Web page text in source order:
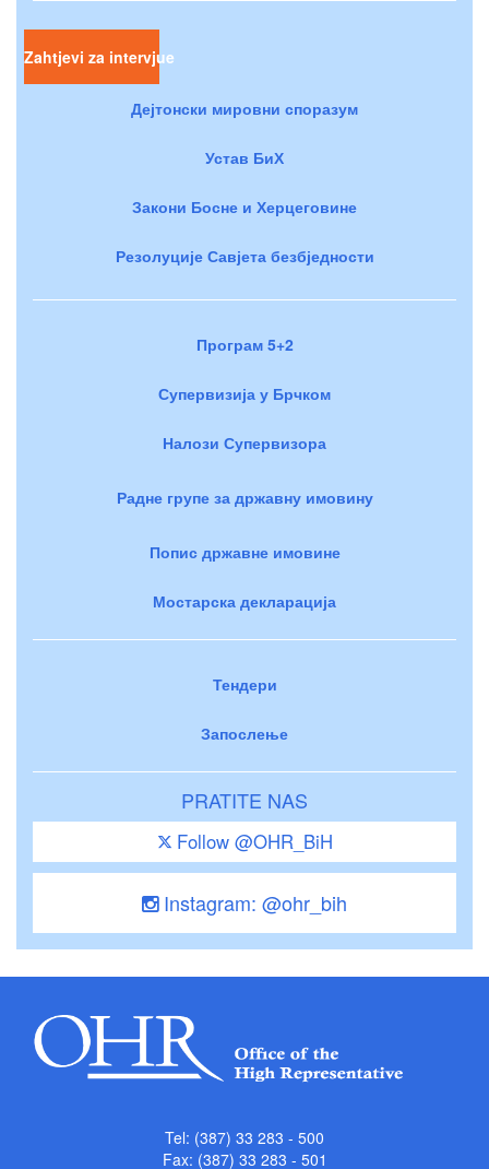
Zahtjevi za intervjue
Дејтонски мировни споразум
Устав БиХ
Закони Босне и Херцеговине
Резолуције Савјета безбједности
Програм 5+2
Супервизија у Брчком
Налози Супервизора
Радне групе за државну имовину
Попис државне имовине
Мостарска декларација
Тендери
Запослење
PRATITE NAS
Follow @OHR_BiH
Instagram: @ohr_bih
Tel: (387) 33 283 - 500
Fax: (387) 33 283 - 501